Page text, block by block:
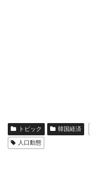
トピック 韓国経済
人口動態